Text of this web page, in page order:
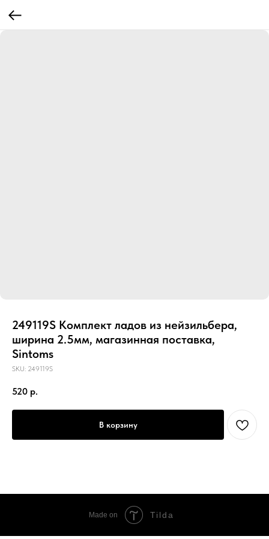
249119S Комплект ладов из нейзильбера,
ширина 2.5мм, магазинная поставка,
Sintoms
SKU: 249119S
520 р.
В корзину
Made on Tilda